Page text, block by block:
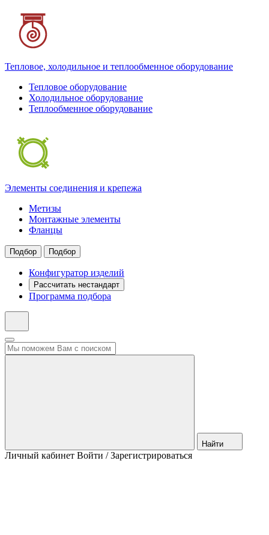
Тепловое, холодильное и теплообменное оборудование
Тепловое оборудование
Холодильное оборудование
Теплообменное оборудование
Элементы соединения и крепежа
Метизы
Монтажные элементы
Фланцы
Подбор Подбор
Конфигуратор изделий
Рассчитать нестандарт
Программа подбора
Найти
Личный кабинет Войти / Зарегистрироваться